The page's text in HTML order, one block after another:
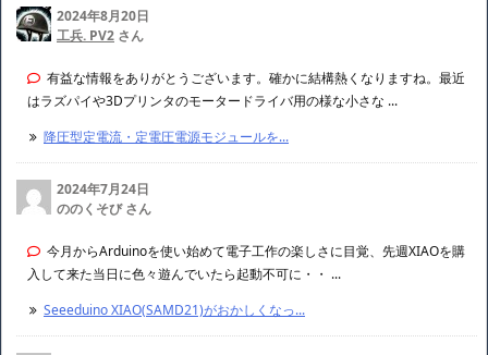
2024年8月20日
工兵. PV2 さん
有益な情報をありがとうございます。確かに結構熱くなりますね。最近
はラズパイや3Dプリンタのモータードライバ用の様な小さな ...
降圧型定電流・定電圧電源モジュールを...
2024年7月24日
ののくそび さん
今月からArduinoを使い始めて電子工作の楽しさに目覚、先週XIAOを購
入して来た当日に色々遊んでいたら起動不可に・・ ...
Seeeduino XIAO(SAMD21)がおかしくなっ...